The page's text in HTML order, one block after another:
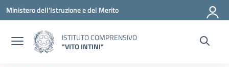
Vai ai contenuti
Vai al menu di navigazione
Vai al footer
Ministero dell'Istruzione e del Merito
ISTITUTO COMPRENSIVO
"VITO INTINI"